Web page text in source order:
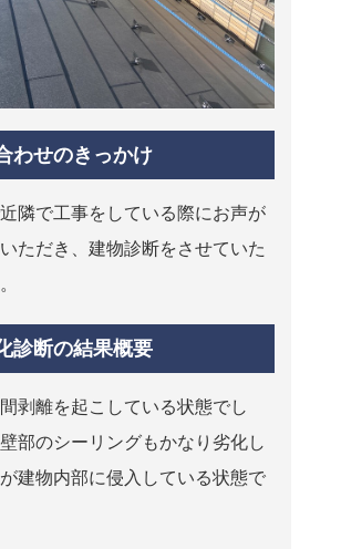
わせのきっかけ
隣で工事をしている際にお声が
ただき、建物診断をさせていた
診断の結果概要
剥離を起こしている状態でし
部のシーリングもかなり劣化し
建物内部に侵入している状態で